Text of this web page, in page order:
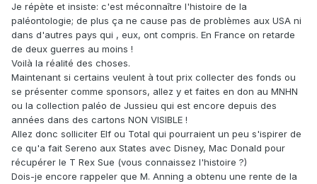
Je répète et insiste: c'est méconnaître l'histoire de la
paléontologie; de plus ça ne cause pas de problèmes aux USA ni
dans d'autres pays qui , eux, ont compris. En France on retarde
de deux guerres au moins !
Voilà la réalité des choses.
Maintenant si certains veulent à tout prix collecter des fonds ou
se présenter comme sponsors, allez y et faites en don au MNHN
ou la collection paléo de Jussieu qui est encore depuis des
années dans des cartons NON VISIBLE !
Allez donc solliciter Elf ou Total qui pourraient un peu s'ispirer de
ce qu'a fait Sereno aux States avec Disney, Mac Donald pour
récupérer le T Rex Sue (vous connaissez l'histoire ?)
Dois-je encore rappeler que M. Anning a obtenu une rente de la